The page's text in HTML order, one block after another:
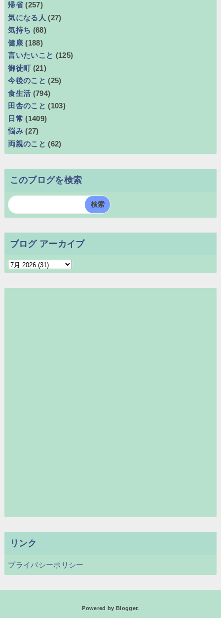
帰省 (257)
気になる人 (27)
気持ち (68)
健康 (188)
言いたいこと (125)
御徒町 (21)
今後のこと (25)
食生活 (794)
田舎のこと (103)
日常 (1409)
悩み (27)
両親のこと (62)
このブログを検索
ブログ アーカイブ
リンク
プライバシーポリシー
Powered by Blogger.